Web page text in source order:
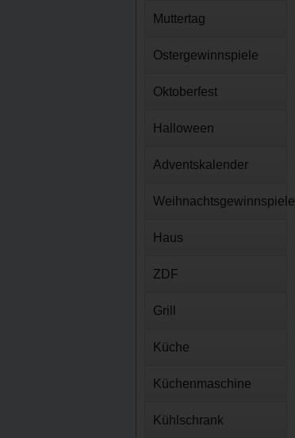
Muttertag
Ostergewinnspiele
Oktoberfest
Halloween
Adventskalender
Weihnachtsgewinnspiele
Haus
ZDF
Grill
Küche
Küchenmaschine
Kühlschrank